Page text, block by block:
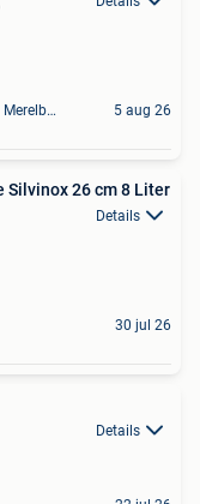
Zwijnaarde+Deel Van Merelbeke 5 aug 26
kookpot Demeyere Silvinox 26 cm 8 Liter
Details
30 jul 26
Details